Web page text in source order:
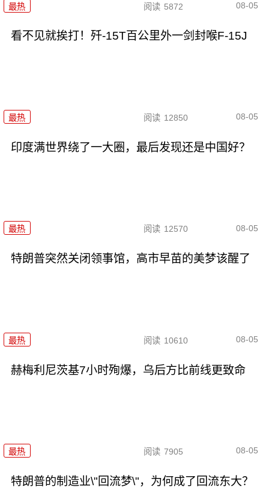
最热 阅读 5872 08-05
看不见就挨打！歼-15T百公里外一剑封喉F-15J
最热 阅读 12850 08-05
印度满世界绕了一大圈，最后发现还是中国好？
最热 阅读 12570 08-05
特朗普突然关闭领事馆，高市早苗的美梦该醒了
最热 阅读 10610 08-05
赫梅利尼茨基7小时殉爆，乌后方比前线更致命
最热 阅读 7905 08-05
特朗普的制造业\"回流梦\"，为何成了回流东大？